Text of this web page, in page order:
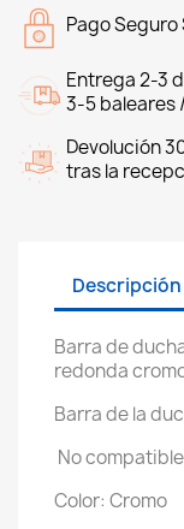
Pago Seguro
Entrega 2-3
3-5 baleares
Devolución
tras la
Descripción
Barra de
redonda
Barra de la
No
Color: Cromo